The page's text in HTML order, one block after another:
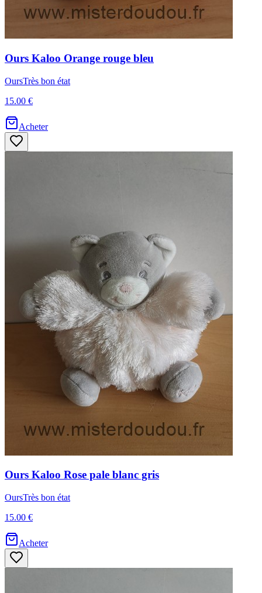
Ours Kaloo Orange rouge bleu
OursTrès bon état
15.00 €
Acheter
Ours Kaloo Rose pale blanc gris
OursTrès bon état
15.00 €
Acheter